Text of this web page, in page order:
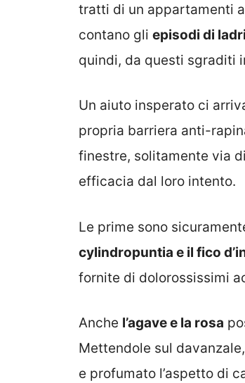
tratti di un appartamenti
contano gli episodi di
quindi, da questi sgraditi
Un aiuto insperato ci
propria barriera anti-
finestre, solitamente via
efficacia dal loro intento.
Le prime sono
cylindropuntia e il fico
fornite di dolorossissimi
Anche l’agave e la rosa
Mettendole sul
e profumato l’aspetto di